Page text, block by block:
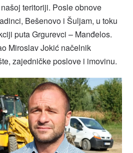
teritoriji. Posle obnove
Bešenovo i Šuljam, u toku
puta Grgurevci – Manđelos.
Miroslav Jokić načelnik
zajedničke poslove i imovinu.